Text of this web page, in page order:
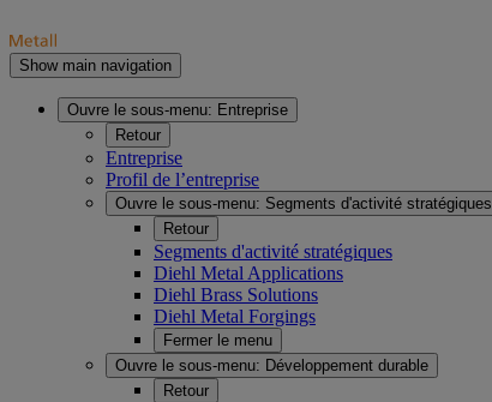
Show main navigation
Ouvre le sous-menu: Entreprise
Retour
Entreprise
Profil de l’entreprise
Ouvre le sous-menu: Segments d'activité stratégiques
Retour
Segments d'activité stratégiques
Diehl Metal Applications
Diehl Brass Solutions
Diehl Metal Forgings
Fermer le menu
Ouvre le sous-menu: Développement durable
Retour